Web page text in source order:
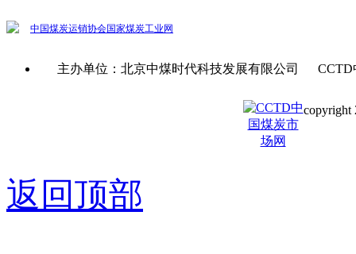
中国煤炭运销协会国家煤炭工业网
主办单位：北京中煤时代科技发展有限公司
copyright
返回顶部